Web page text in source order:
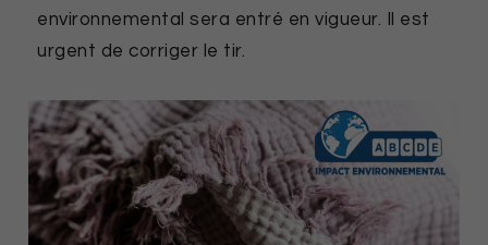
environnemental sera entré en vigueur. Il est
urgent de corriger le tir.